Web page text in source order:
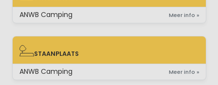
STACARAVAN
ANWB Camping Meer info »
STAANPLAATS
STAANPLAATS
ANWB Camping Meer info »